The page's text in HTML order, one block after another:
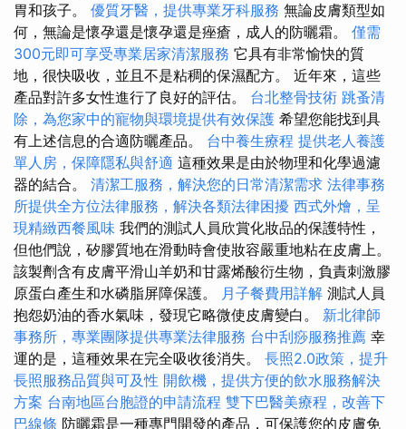
胃和孩子。 優質牙醫，提供專業牙科服務 無論皮膚類型如
何，無論是懷孕還是懷孕還是痤瘡，成人的防曬霜。 僅需
300元即可享受專業居家清潔服務 它具有非常愉快的質
地，很快吸收，並且不是粘稠的保濕配方。 近年來，這些
產品對許多女性進行了良好的評估。 台北整骨技術 跳蚤清
除，為您家中的寵物與環境提供有效保護 希望您能找到具
有上述信息的合適防曬產品。 台中養生療程 提供老人養護
單人房，保障隱私與舒適 這種效果是由於物理和化學過濾
器的結合。 清潔工服務，解決您的日常清潔需求 法律事務
所提供全方位法律服務，解決各類法律困擾 西式外燴，呈
現精緻西餐風味 我們的測試人員欣賞化妝品的保護特性，
但他們說，矽膠質地在滑動時會使妝容嚴重地粘在皮膚上。
該製劑含有皮膚平滑山羊奶和甘露烯酸衍生物，負責刺激膠
原蛋白產生和水磷脂屏障保護。 月子餐費用詳解 測試人員
抱怨奶油的香水氣味，發現它略微使皮膚變白。 新北律師
事務所，專業團隊提供專業法律服務 台中刮痧服務推薦 幸
運的是，這種效果在完全吸收後消失。 長照2.0政策，提升
長照服務品質與可及性 開飲機，提供方便的飲水服務解決
方案 台南地區台胞證的申請流程 雙下巴醫美療程，改善下
巴線條 防曬霜是一種專門開發的產品，可保護您的皮膚免